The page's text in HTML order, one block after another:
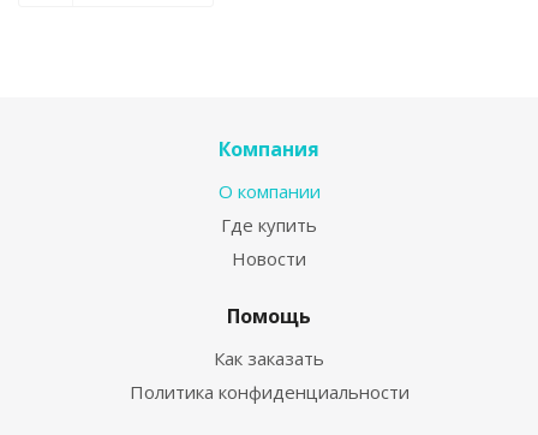
Компания
О компании
Где купить
Новости
Помощь
Как заказать
Политика конфиденциальности